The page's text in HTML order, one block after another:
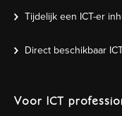
Tijdelijk een ICT-er
Direct beschikbaar
Voor ICT